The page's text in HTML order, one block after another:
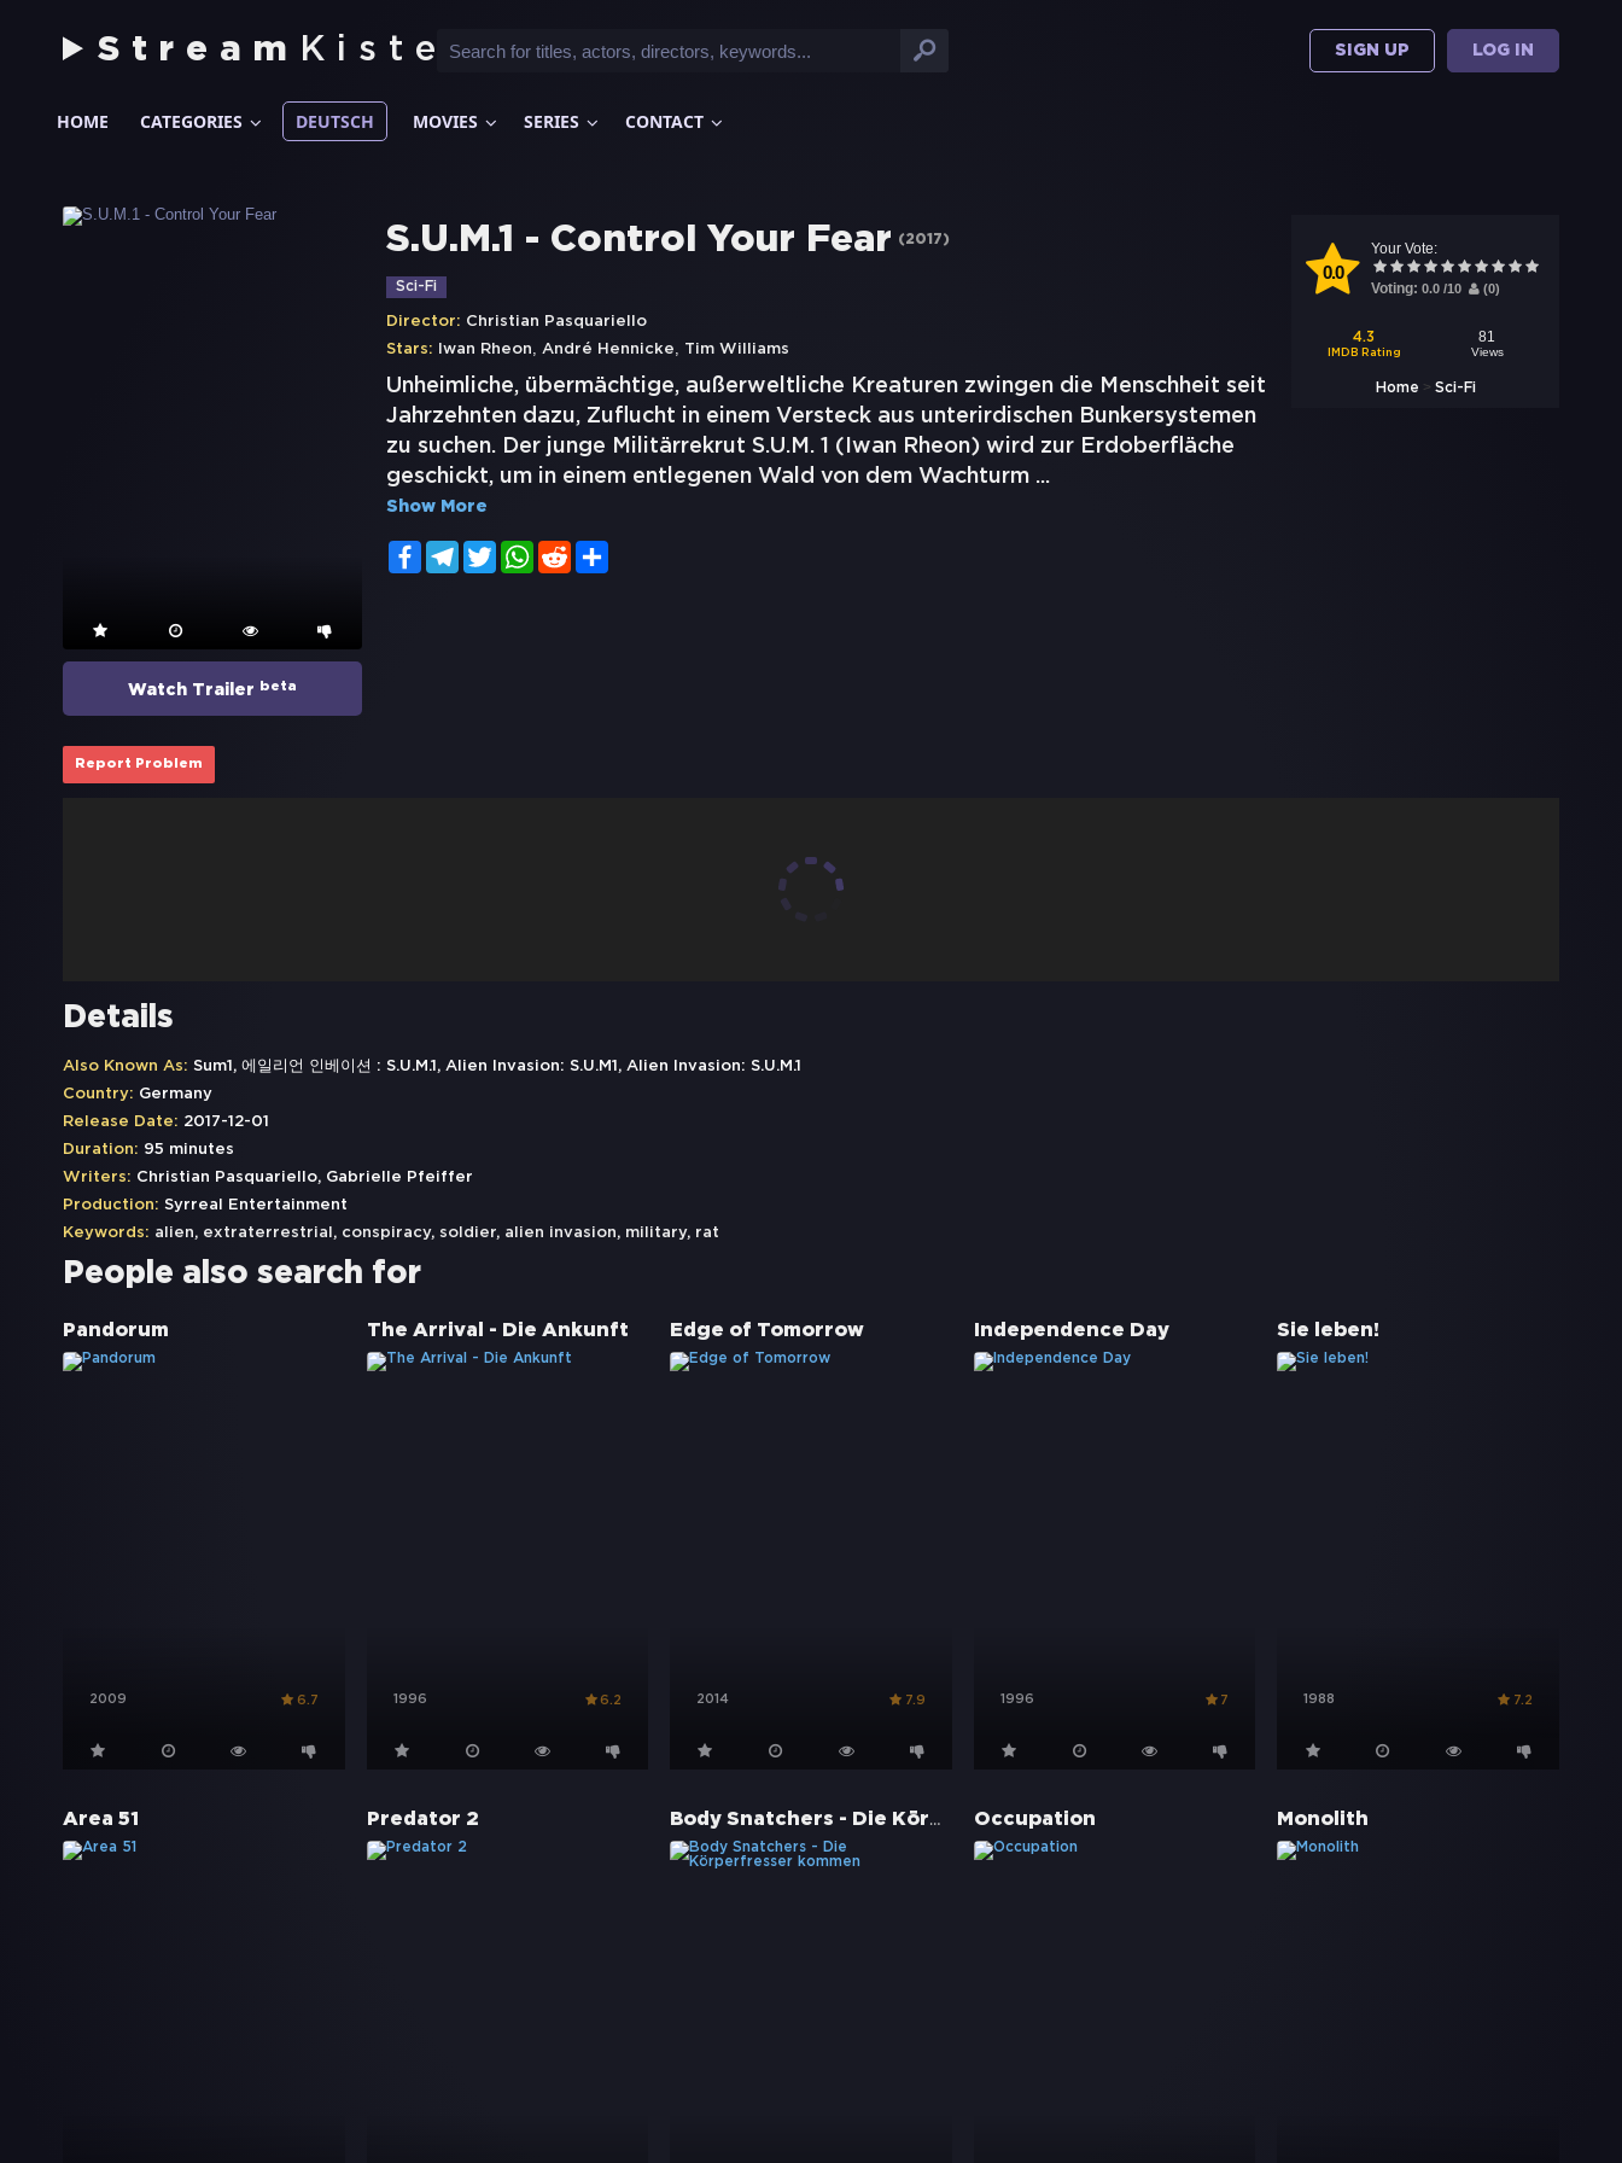
Stream Kiste SIGN UP LOG IN
HOME CATEGORIES DEUTSCH MOVIES SERIES CONTACT
Watch Trailer beta
0.0
Your Vote:
Voting: 0.0 /10 (0)
4.3
IMDB Rating
81
Views
Home > Sci-Fi
S.U.M.1 - Control Your Fear (2017)
Sci-Fi
Director: Christian Pasquariello
Stars: Iwan Rheon, André Hennicke, Tim Williams
Unheimliche, übermächtige, außerweltliche Kreaturen zwingen die Menschheit seit
Jahrzehnten dazu, Zuflucht in einem Versteck aus unterirdischen Bunkersystemen
zu suchen. Der junge Militärrekrut S.U.M. 1 (Iwan Rheon) wird zur Erdoberfläche
geschickt, um in einem entlegenen Wald von dem Wachturm ...
Show More
FacebookTelegramTwitterWhatsApp
Reddit
Report Problem
Details
Also Known As: Sum1, 에일리언 인베이션 : S.U.M.1, Alien Invasion: S.U.M1, Alien Invasion: S.U.M.1
Country: Germany
Release Date: 2017-12-01
Duration: 95 minutes
Writers: Christian Pasquariello, Gabrielle Pfeiffer
Production: Syrreal Entertainment
Keywords: alien, extraterrestrial , conspiracy, soldier, alien invasion, military, rat
People also search for
Pandorum
2009 6.7
The Arrival - Die Ankunft
1996 6.2
Edge of Tomorrow
2014 7.9
Independence Day
1996 7
Sie leben!
1988 7.2
Area 51 Predator 2 Body Snatchers - Die Körperfresser kommen Occupation Monolith